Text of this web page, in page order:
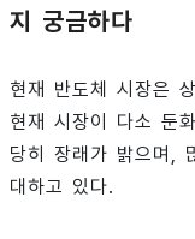
지 궁금하다
현재 반도체 시장은
현재 시장이 다소 둔
당히 장래가 밝으며,
대하고 있다.